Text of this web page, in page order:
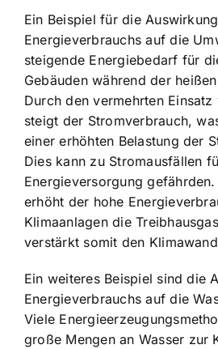
Ein Beispiel für die
Energieverbrauchs auf die
steigende Energiebedarf für
Gebäuden während der
Durch den vermehrten
steigt der Stromverbrauch,
einer erhöhten Belastung der
Dies kann zu Stromausfällen
Energieversorgung
erhöht der hohe
Klimaanlagen die
verstärkt somit den
Ein weiteres Beispiel sind die
Energieverbrauchs auf die
Viele
große Mengen an Wasser zur